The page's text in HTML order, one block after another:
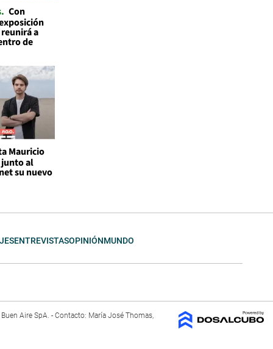
Con
a
de
Mauricio
junto al
su nuevo
ENTREVISTASOPINIÓNMUNDO
Aire SpA. - Contacto: María José Thomas,